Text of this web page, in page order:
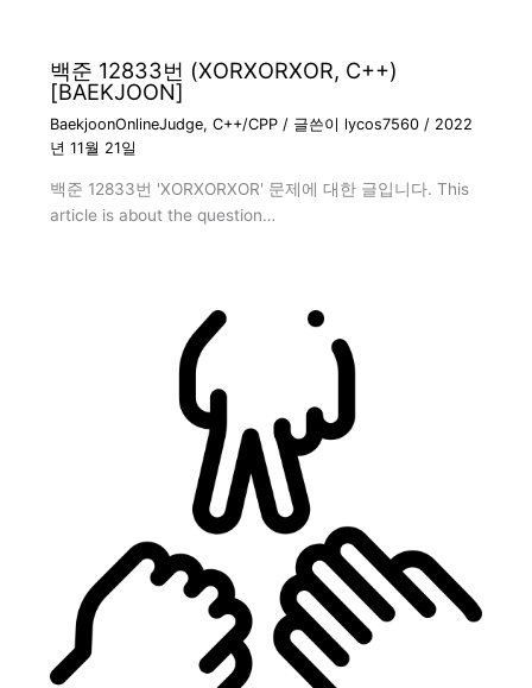
백준 12833번 (XORXORXOR, C++)
[BAEKJOON]
BaekjoonOnlineJudge, C++/CPP/ 글쓴이 lycos7560 / 2022
년 11월 21일
백준 12833번 'XORXORXOR' 문제에 대한 글입니다. This
article is about the question…